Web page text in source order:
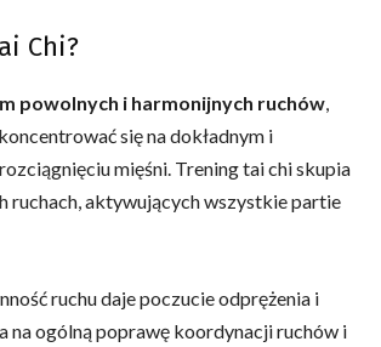
Chi?
powolnych i harmonijnych ruchów
się na dokładnym i
mięśni. Trening tai chi skupia
ruchach, aktywujących wszystkie partie
ruchu daje poczucie odprężenia i
na ogólną poprawę koordynacji ruchów i